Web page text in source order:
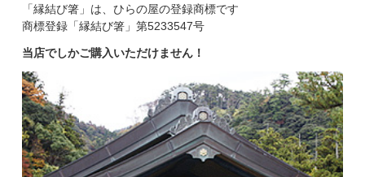
「縁結び箸」は、ひらの屋の登録商標です
商標登録「縁結び箸」第5233547号
当店でしかご購入いただけません！